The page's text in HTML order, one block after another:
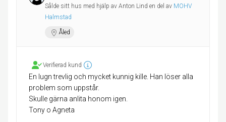
Sålde sitt hus med hjälp av Anton Lind en del av MOHV
Halmstad
Åled
Verifierad kund
En lugn trevlig och mycket kunnig kille. Han löser alla
problem som uppstår.
Skulle gärna anlita honom igen.
Tony o Agneta